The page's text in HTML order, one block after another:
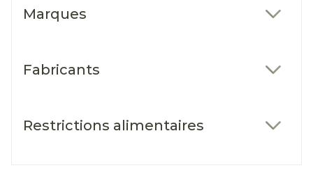
Marques
Fabricants
Restrictions alimentaires